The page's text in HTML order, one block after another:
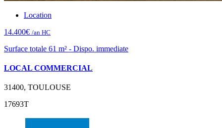
Location
14.400€ /an HC
Surface totale 61 m² - Dispo. immediate
LOCAL COMMERCIAL
31400, TOULOUSE
17693T